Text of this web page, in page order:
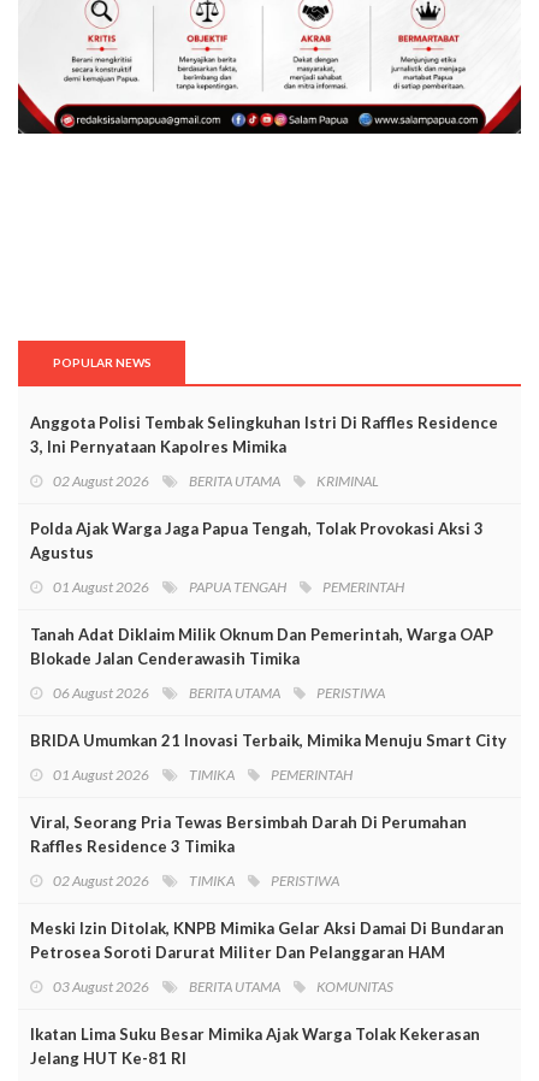
POPULAR NEWS
Anggota Polisi Tembak Selingkuhan Istri Di Raffles Residence
3, Ini Pernyataan Kapolres Mimika
02 August 2026 BERITA UTAMA KRIMINAL
Polda Ajak Warga Jaga Papua Tengah, Tolak Provokasi Aksi 3
Agustus
01 August 2026 PAPUA TENGAH PEMERINTAH
Tanah Adat Diklaim Milik Oknum Dan Pemerintah, Warga OAP
Blokade Jalan Cenderawasih Timika
06 August 2026 BERITA UTAMA PERISTIWA
BRIDA Umumkan 21 Inovasi Terbaik, Mimika Menuju Smart City
01 August 2026 TIMIKA PEMERINTAH
Viral, Seorang Pria Tewas Bersimbah Darah Di Perumahan
Raffles Residence 3 Timika
02 August 2026 TIMIKA PERISTIWA
Meski Izin Ditolak, KNPB Mimika Gelar Aksi Damai Di Bundaran
Petrosea Soroti Darurat Militer Dan Pelanggaran HAM
03 August 2026 BERITA UTAMA KOMUNITAS
Ikatan Lima Suku Besar Mimika Ajak Warga Tolak Kekerasan
Jelang HUT Ke-81 RI